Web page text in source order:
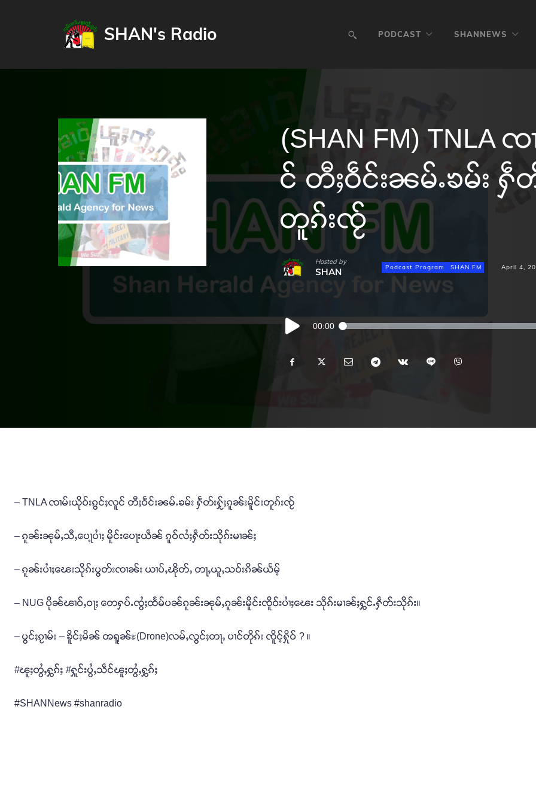
SHAN's Radio PODCAST SHANNEWS
(SHAN FM) TNLA
င် တီႈဝဵင်းၼမ်ႉၶမ်း ႁဵ
တူၵ်းၸႂ်
Hosted by
SHAN Podcast Program SHAN FM April 4,
Audio
Player
00:00
– TNLA ၸၢမ်းယိုဝ်းၵွင်ႈလူင် တီႈဝဵင်းၼမ်ႉၶမ်း ႁဵတ်းႁႂ်ႈၵူၼ်းမိူင်းတူၵ်းၸႂ်
– ၵူၼ်းၼုမ်ႇသီႇပေႃ့ပၢႆႈ မိူင်းပေႃးယဵၼ် ၵူဝ်လႆႈႁဵတ်းသိုၵ်းမၢၼ်ႈ
– ၵူၼ်းပၢႆႈၽေးသိုၵ်းပွတ်းၸၢၼ်း ယၢပ်ႇၽိုတ်ႇ တႃႇယူႇသဝ်းၵိၼ်ယႅမ့်
– NUG ပိုၼ်ၽၢဝ်ႇဝႃႈ တေႁပ်ႉၸွႆႈထႅမ်ပၼ်ၵူၼ်းၼုမ်ႇၵူၼ်းမိူင်းၸိူဝ်းပၢႆႈၽေး သိုၵ်းမၢၼ်ႈႁွင်ႉႁဵတ်းသိုၵ်း။
– ပွင်ႈၵႂၢမ်း – ၶိူင်ႈမိၼ် ၻရူၼ်ႊ(Drone)လမ်ႇလွင်ႈတႃႇ ပၢင်တိုၵ်း ၸိူင့်ႁိုဝ် ? ။
#ၽူႈတွႆႇႁွၵ်ႈ #ႁူင်းပွႆႇသဵင်ၽူႈတွႆႇႁွၵ်ႈ
#SHANNews #shanradio